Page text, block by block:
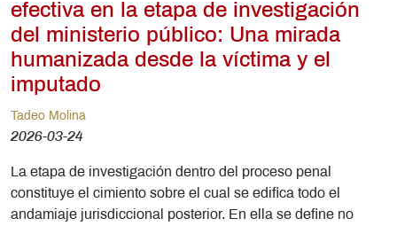
efectiva en la etapa de investigación
del ministerio público: Una mirada
humanizada desde la víctima y el
imputado
Tadeo Molina
2026-03-24
La etapa de investigación dentro del proceso penal
constituye el cimiento sobre el cual se edifica todo el
andamiaje jurisdiccional posterior. En ella se define no